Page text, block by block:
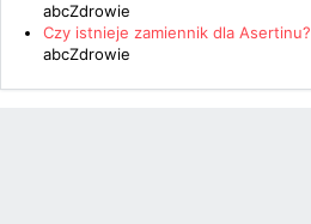
abcZdrowie
Czy istnieje zamiennik dla Asertinu?
abcZdrowie